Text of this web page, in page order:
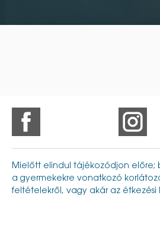
Mielőtt elindul tájékozódjon előre;
a gyermekekre vonatkozó
feltételekről, vagy akár az étkezési